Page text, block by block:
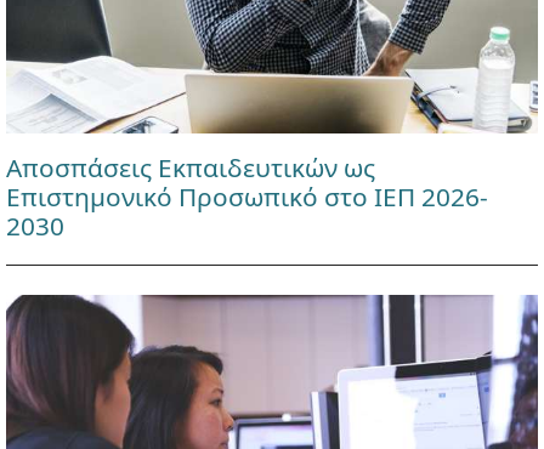
Αποσπάσεις Εκπαιδευτικών ως
Επιστημονικό Προσωπικό στο ΙΕΠ 2026-
2030